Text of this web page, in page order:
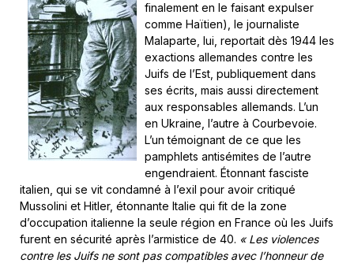
finalement en le faisant expulser
comme Haïtien), le journaliste
Malaparte, lui, reportait dès 1944 les
exactions allemandes contre les
Juifs de l’Est, publiquement dans
ses écrits, mais aussi directement
aux responsables allemands. L’un
en Ukraine, l’autre à Courbevoie.
L’un témoignant de ce que les
pamphlets antisémites de l’autre
engendraient. Étonnant fasciste
italien, qui se vit condamné à l’exil pour avoir critiqué
Mussolini et Hitler, étonnante Italie qui fit de la zone
d’occupation italienne la seule région en France où les Juifs
furent en sécurité après l’armistice de 40. « Les violences
contre les Juifs ne sont pas compatibles avec l’honneur de